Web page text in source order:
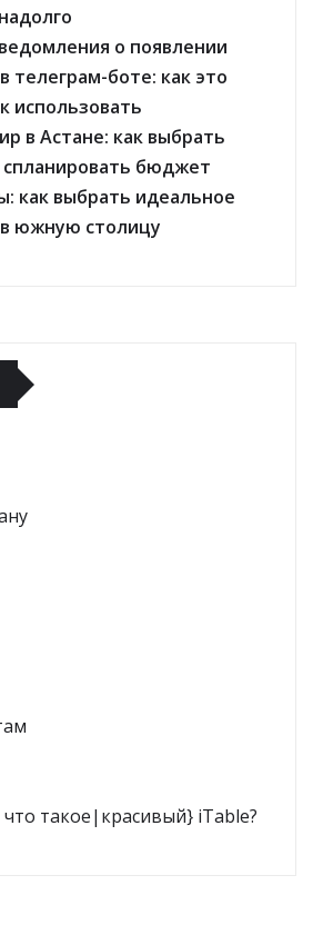
о появлении
телеграм-боте: как это
использовать
в Астане: как выбрать
бюджет
как выбрать идеальное
южную столицу
такое|красивый} iTable?